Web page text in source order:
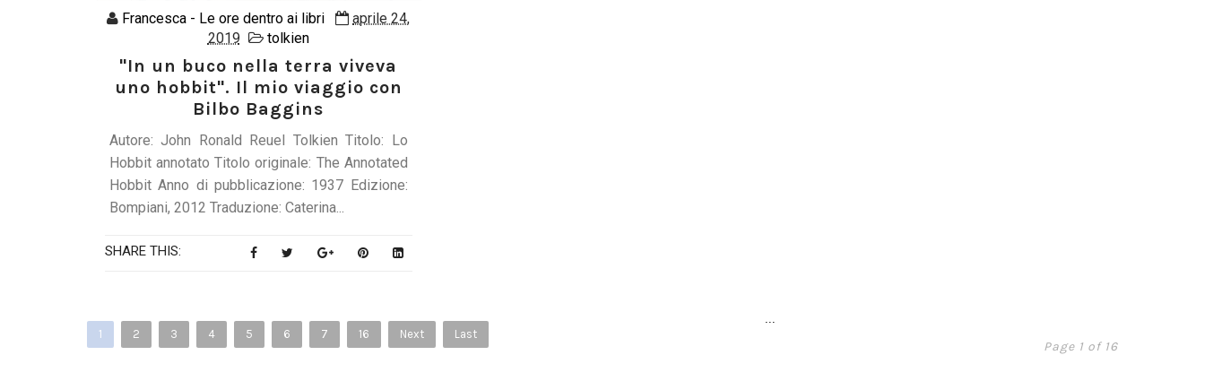
Francesca - Le ore dentro ai libri
aprile 24,
2019
tolkien
"In un buco nella terra viveva
uno hobbit". Il mio viaggio con
Bilbo Baggins
Autore: John Ronald Reuel Tolkien Titolo: Lo
Hobbit annotato Titolo originale: The Annotated
Hobbit Anno di pubblicazione: 1937 Edizione:
Bompiani, 2012 Traduzione: Caterina...
SHARE THIS:
1 2 3 4 5 6 7
...
16
Next Last
Page 1 of 16